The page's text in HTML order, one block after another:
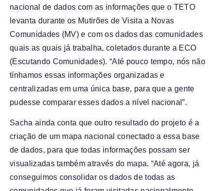
nacional de dados com as informações que o TETO
levanta durante os Mutirões de Visita a Novas
Comunidades (MV) e com os dados das comunidades
quais as quais já trabalha, coletados durante a ECO
(Escutando Comunidades). “Até pouco tempo, nós não
tínhamos essas informações organizadas e
centralizadas em uma única base, para que a gente
pudesse comparar esses dados a nível nacional”.
Sacha ainda conta que outro resultado do projeto é a
criação de um mapa nacional conectado a essa base
de dados, para que todas informações possam ser
visualizadas também através do mapa. “Até agora, já
conseguimos consolidar os dados de todas as